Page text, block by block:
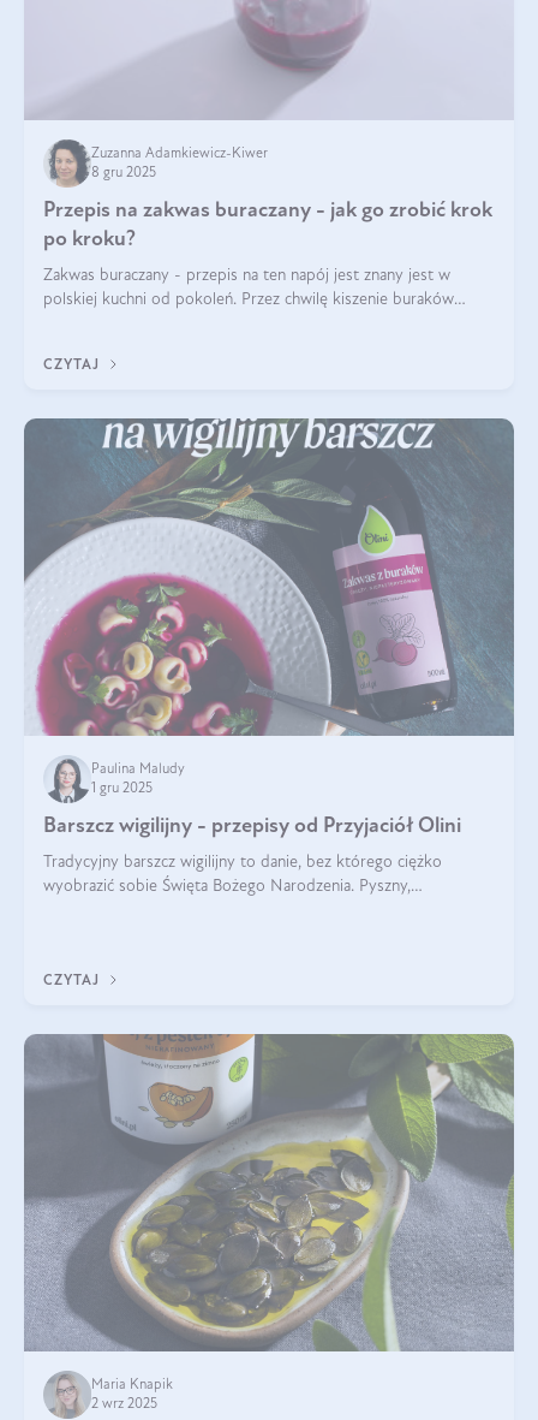
Zuzanna Adamkiewicz-Kiwer
8 gru 2025
Przepis na zakwas buraczany - jak go zrobić krok
po kroku?
Zakwas buraczany - przepis na ten napój jest znany jest w
polskiej kuchni od pokoleń. Przez chwilę kiszenie buraków
CZYTAJ
Paulina Maludy
1 gru 2025
Barszcz wigilijny - przepisy od Przyjaciół Olini
Tradycyjny barszcz wigilijny to danie, bez którego ciężko
wyobrazić sobie Święta Bożego Narodzenia. Pyszny,
CZYTAJ
Maria Knapik
2 wrz 2025